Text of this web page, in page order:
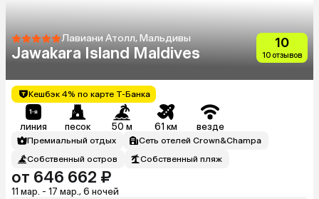
Лавиани Атолл, Мальдивы
Jawakara Island Maldives
10
10 отзывов
Кешбэк 4% по карте Т-Банка
линия песок 50 м 61 км везде
Премиальный отдых
Сеть отелей Crown&Champa
Собственный остров
Собственный пляж
от 646 662 ₽
11 мар. - 17 мар., 6 ночей